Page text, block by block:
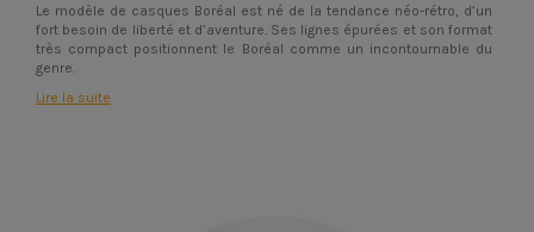
Le modèle de casques Boréal est né de la tendance néo-rétro, d’un
fort besoin de liberté et d’aventure. Ses lignes épurées et son format
très compact positionnent le Boréal comme un incontournable du
genre.
Lire la suite